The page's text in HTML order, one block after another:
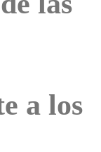
a los